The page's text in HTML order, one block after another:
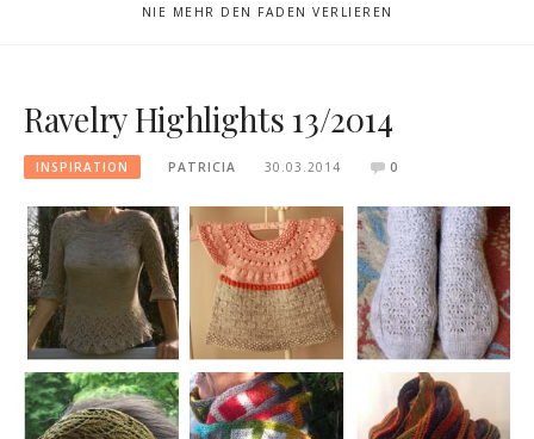
NIE MEHR DEN FADEN VERLIEREN
Ravelry Highlights 13/2014
INSPIRATION PATRICIA 30.03.2014 0